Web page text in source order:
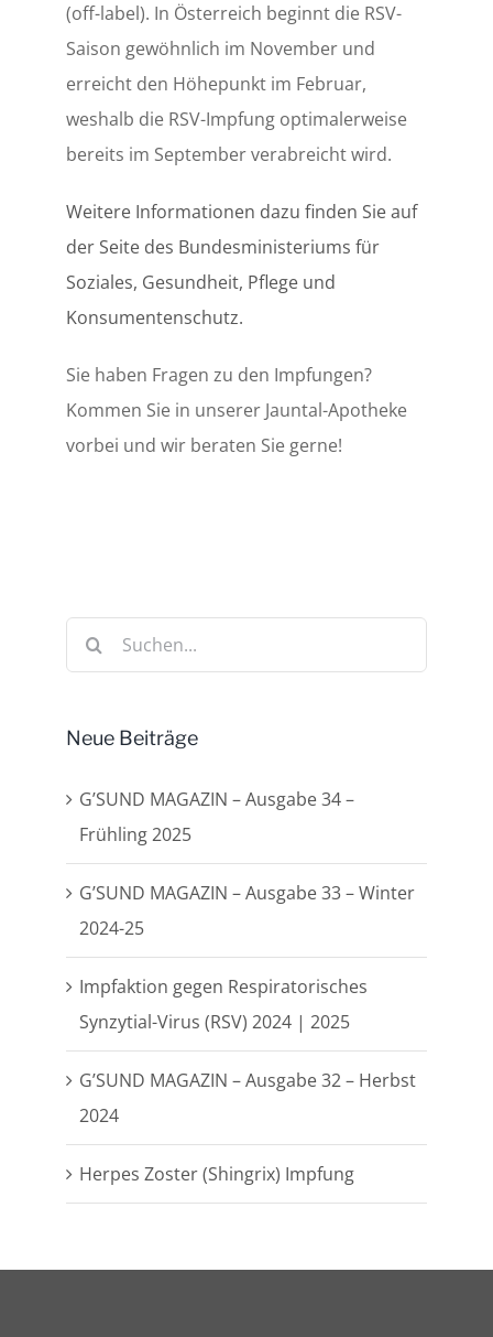
(off-label). In Österreich beginnt die RSV-
Saison gewöhnlich im November und
erreicht den Höhepunkt im Februar,
weshalb die RSV-Impfung optimalerweise
bereits im September verabreicht wird.
Weitere Informationen dazu finden Sie auf
der Seite des Bundesministeriums für
Soziales, Gesundheit, Pflege und
Konsumentenschutz.
Sie haben Fragen zu den Impfungen?
Kommen Sie in unserer Jauntal-Apotheke
vorbei und wir beraten Sie gerne!
Suche
nach:
Neue Beiträge
G’SUND MAGAZIN – Ausgabe 34 –
Frühling 2025
G’SUND MAGAZIN – Ausgabe 33 – Winter
2024-25
Impfaktion gegen Respiratorisches
Synzytial-Virus (RSV) 2024 | 2025
G’SUND MAGAZIN – Ausgabe 32 – Herbst
2024
Herpes Zoster (Shingrix) Impfung